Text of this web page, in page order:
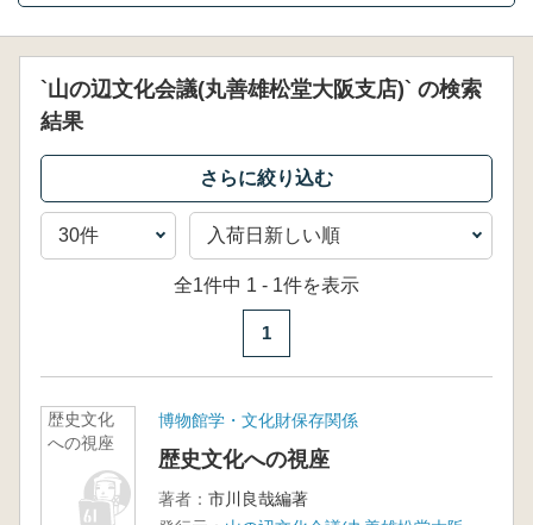
`山の辺文化会議(丸善雄松堂大阪支店)` の検索
結果
全1件中 1 - 1件を表示
1
歴史文化
への視座
博物館学・文化財保存関係
歴史文化への視座
著者： 市川良哉編著